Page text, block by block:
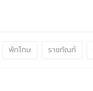
พักโทษ ราชทัณฑ์